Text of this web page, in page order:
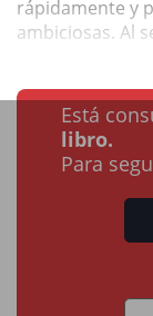
rápidamente y
ambiciosas. Al
Está
libro.
Para